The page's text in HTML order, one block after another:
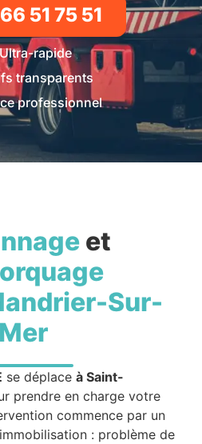
51 75 51
Ultra-rapide
transparents
professionnel
et
Sur-
Mer
se déplace à Saint-
prendre en charge votre
commence par un
: problème de